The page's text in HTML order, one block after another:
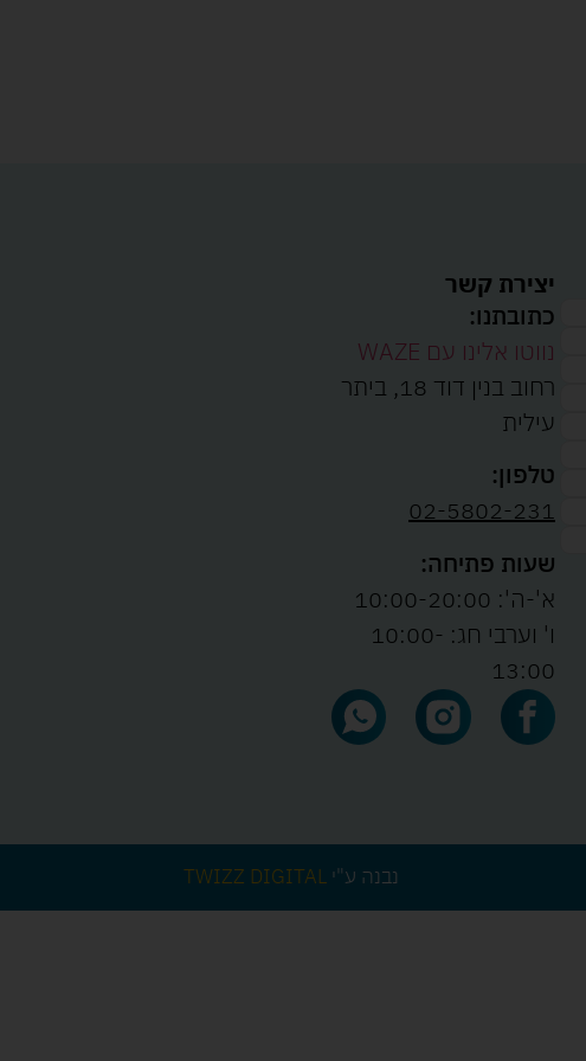
יצירת קשר
כתובתנו:
נווטו אלינו עם WAZE
רחוב בנין דוד 18, ביתר
עילית
טלפון:
02-5802-231
שעות פתיחה:
א'-ה': 10:00-20:00
ו' וערבי חג: 10:00-
13:00
נבנה ע"יTWIZZ DIGITAL